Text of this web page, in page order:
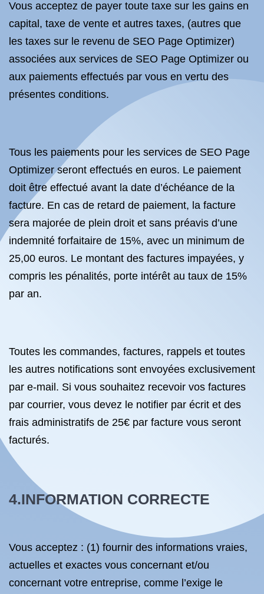
Vous acceptez de payer toute taxe sur les gains en
capital, taxe de vente et autres taxes, (autres que
les taxes sur le revenu de SEO Page Optimizer)
associées aux services de SEO Page Optimizer ou
aux paiements effectués par vous en vertu des
présentes conditions.
Tous les paiements pour les services de SEO Page
Optimizer seront effectués en euros. Le paiement
doit être effectué avant la date d’échéance de la
facture. En cas de retard de paiement, la facture
sera majorée de plein droit et sans préavis d’une
indemnité forfaitaire de 15%, avec un minimum de
25,00 euros. Le montant des factures impayées, y
compris les pénalités, porte intérêt au taux de 15%
par an.
Toutes les commandes, factures, rappels et toutes
les autres notifications sont envoyées exclusivement
par e-mail. Si vous souhaitez recevoir vos factures
par courrier, vous devez le notifier par écrit et des
frais administratifs de 25€ par facture vous seront
facturés.
4.INFORMATION CORRECTE
Vous acceptez : (1) fournir des informations vraies,
actuelles et exactes vous concernant et/ou
concernant votre entreprise, comme l’exige le